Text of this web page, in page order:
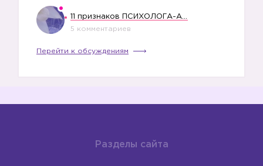
5 комментариев
Перейти к обсуждениям
Разделы сайта